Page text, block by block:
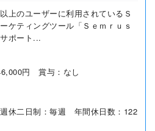
上のユーザーに利用されているＳ
ケティングツール「Ｓｅｍｒｕｓ
ポート...
円 賞与：なし
休二日制：毎週 年間休日数：122